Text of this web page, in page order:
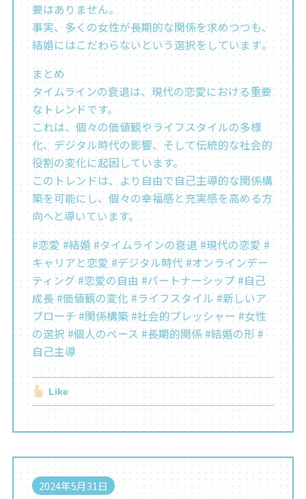
要はありません。
事実、多くの女性が長期的な関係を求めつつも、
結婚にはこだわらないという選択をしています​​。
まとめ
タイムラインの衰退は、現代の恋愛における重要
なトレンドです。
これは、個々の価値観やライフスタイルの多様
化、デジタル時代の影響、そして伝統的な社会的
役割の変化に起因しています。
このトレンドは、より自由で自己主導的な関係構
築を可能にし、個々の幸福感と充実感を高める方
向へと導いています。
#恋愛 #結婚 #タイムラインの衰退 #現代の恋愛 #
キャリアと恋愛 #デジタル時代 #オンラインデー
ティング #恋愛の自由 #パートナーシップ #自己
成長 #価値観の変化 #ライフスタイル #新しいア
プローチ #関係構築 #社会的プレッシャー #女性
の選択 #個人のペース #長期的関係 #結婚の形 #
自己主導
Like
2024年5月31日